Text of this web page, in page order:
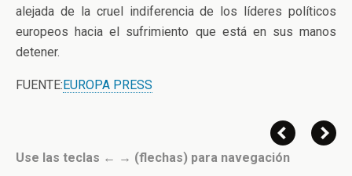
alejada de la cruel indiferencia de los líderes políticos
europeos hacia el sufrimiento que está en sus manos
detener.
FUENTE:EUROPA PRESS
Use las teclas ← → (flechas) para navegación